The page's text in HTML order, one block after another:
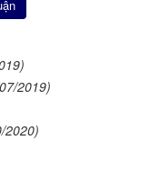
2019)
2020)